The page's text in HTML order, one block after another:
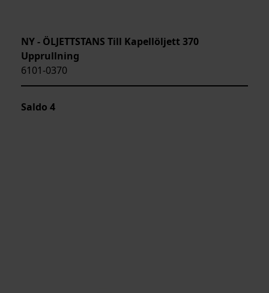
NY - ÖLJETTSTANS Till Kapellöljett 370
Upprullning
6101-0370
Saldo 4